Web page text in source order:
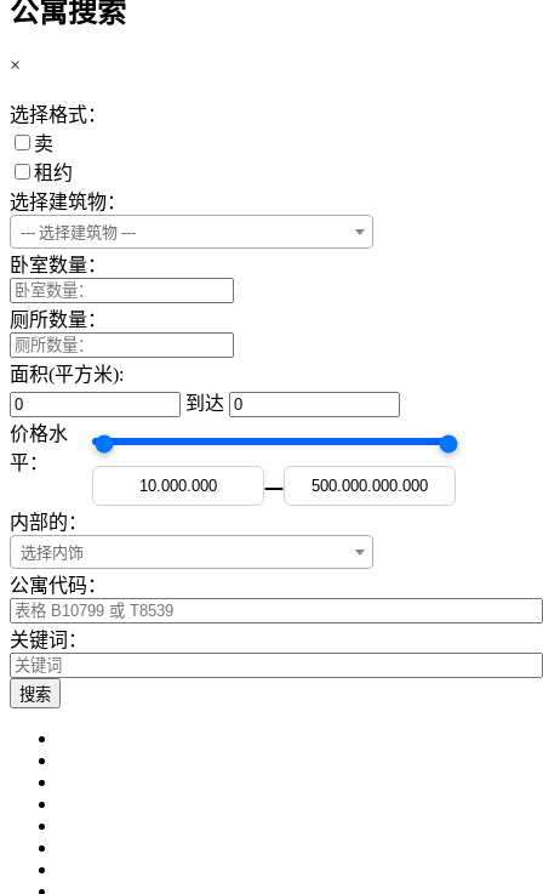
公寓搜索
×
选择格式：
卖
租约
选择建筑物：
--- 选择建筑物 ---
卧室数量：
厕所数量：
面积(平方米):
到达
价格水
平：
—
内部的：
选择内饰
公寓代码：
关键词：